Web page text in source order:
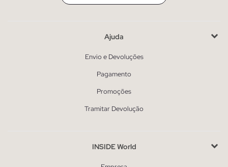
Ajuda
Envio e Devoluções
Pagamento
Promoções
Tramitar Devolução
INSIDE World